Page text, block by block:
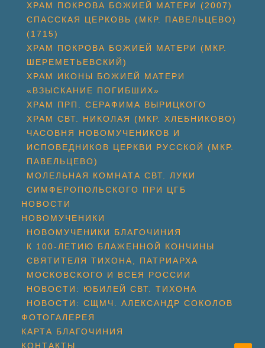
ХРАМ ПОКРОВА БОЖИЕЙ МАТЕРИ (2007)
СПАССКАЯ ЦЕРКОВЬ (МКР. ПАВЕЛЬЦЕВО)
(1715)
ХРАМ ПОКРОВА БОЖИЕЙ МАТЕРИ (МКР.
ШЕРЕМЕТЬЕВСКИЙ)
ХРАМ ИКОНЫ БОЖИЕЙ МАТЕРИ
«ВЗЫСКАНИЕ ПОГИБШИХ»
ХРАМ ПРП. СЕРАФИМА ВЫРИЦКОГО
ХРАМ СВТ. НИКОЛАЯ (МКР. ХЛЕБНИКОВО)
ЧАСОВНЯ НОВОМУЧЕНИКОВ И
ИСПОВЕДНИКОВ ЦЕРКВИ РУССКОЙ (МКР.
ПАВЕЛЬЦЕВО)
МОЛЕЛЬНАЯ КОМНАТА СВТ. ЛУКИ
СИМФЕРОПОЛЬСКОГО ПРИ ЦГБ
НОВОСТИ
НОВОМУЧЕНИКИ
НОВОМУЧЕНИКИ БЛАГОЧИНИЯ
К 100-ЛЕТИЮ БЛАЖЕННОЙ КОНЧИНЫ
СВЯТИТЕЛЯ ТИХОНА, ПАТРИАРХА
МОСКОВСКОГО И ВСЕЯ РОССИИ
НОВОСТИ: ЮБИЛЕЙ СВТ. ТИХОНА
НОВОСТИ: СЩМЧ. АЛЕКСАНДР СОКОЛОВ
ФОТОГАЛЕРЕЯ
КАРТА БЛАГОЧИНИЯ
КОНТАКТЫ